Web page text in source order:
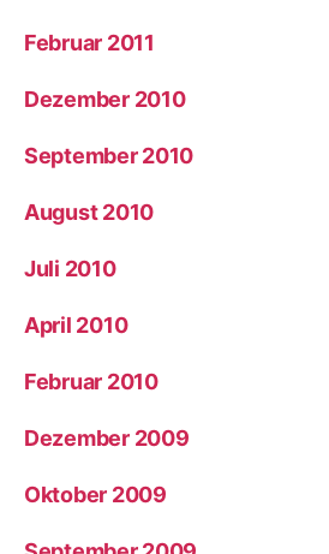
Februar 2011
Dezember 2010
September 2010
August 2010
Juli 2010
April 2010
Februar 2010
Dezember 2009
Oktober 2009